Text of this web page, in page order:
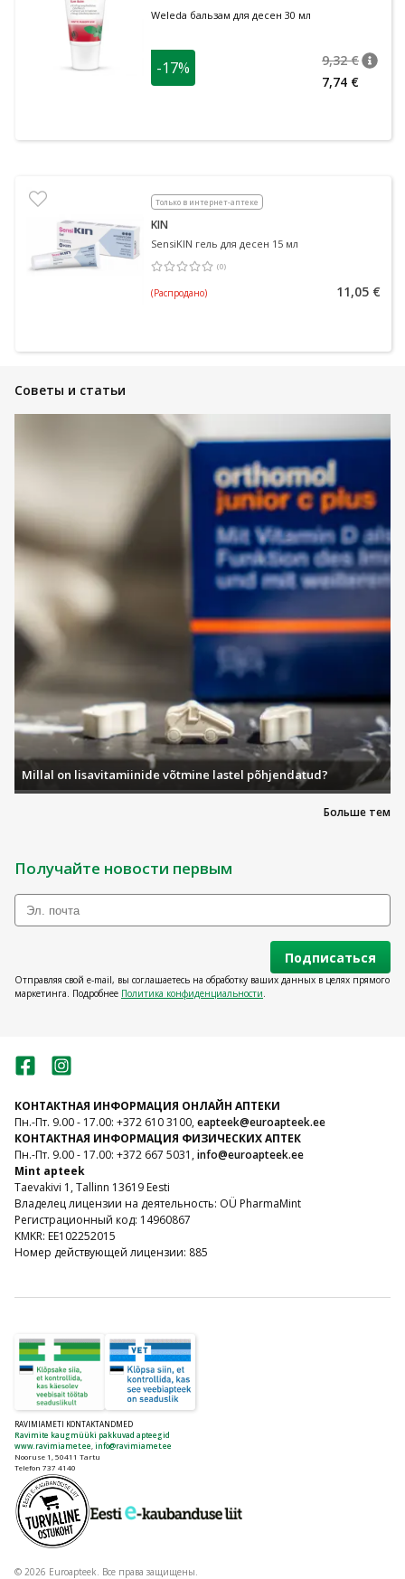
Weleda бальзам для десен 30 мл
-17% 9,32 €
7,74 €
Только в интернет-аптеке
KIN
SensiKIN гель для десен 15 мл
(0)
Средняя оценка 0.00
(Распродано) 11,05 €
Советы и статьи
Больше тем
Millal on lisavitamiinide võtmine lastel põhjendatud?
Получайте новости первым
Подписаться
Отправляя свой e-mail, вы соглашаетесь на обработку ваших данных в целях прямого
маркетинга. Подробнее Политика конфиденциальности.
КОНТАКТНАЯ ИНФОРМАЦИЯ ОНЛАЙН АПТЕКИ
Пн.-Пт. 9.00 - 17.00: +372 610 3100,eapteek@euroapteek.ee
КОНТАКТНАЯ ИНФОРМАЦИЯ ФИЗИЧЕСКИХ АПТЕК
Пн.-Пт. 9.00 - 17.00: +372 667 5031,info@euroapteek.ee
Mint apteek
Taevakivi 1, Tallinn 13619 Eesti
Владелец лицензии на деятельность: OÜ PharmaMint
Регистрационный код: 14960867
KMKR: EE102252015
Номер действующей лицензии: 885
RAVIMIAMETI KONTAKTANDMED
Ravimite kaugmüüki pakkuvad apteegid
www.ravimiamet.ee info@ravimiamet.ee
Nooruse 1, 50411 Tartu
Telefon 737 4140
© 2026 Euroapteek. Все права защищены.